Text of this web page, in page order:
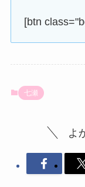
[btn
七瀬
よ